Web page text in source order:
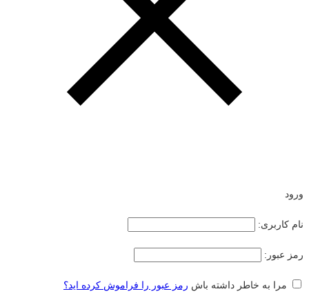
ورود
نام کاربری:
رمز عبور:
مرا به خاطر داشته باش رمز عبور را فراموش کرده اید؟